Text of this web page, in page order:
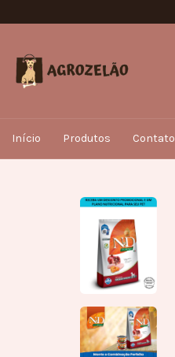
Início Produtos Contato